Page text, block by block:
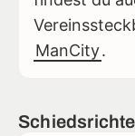
ManCity.